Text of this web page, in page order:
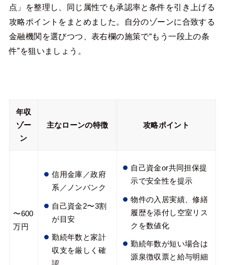
点」を整理し、同じ属性でも承認率と条件を引き上げる
攻略ポイントをまとめました。自分のゾーンに合致する
金融機関を選びつつ、表右欄の施策で“もう一段上の条
件”を狙いましょう。
年収
ゾー
ン
主なローンの特徴 攻略ポイント
〜600
万円
信用金庫／政府
系／ノンバンク
自己資金2〜3割
が目安
勤続年数と家計
収支を厳しく確
自己資金or共同担保提
示で安全性を提示
物件の入居実績、修繕
履歴を添付し空室リス
クを数値化
勤続年数が短い場合は
源泉徴収票と給与明細